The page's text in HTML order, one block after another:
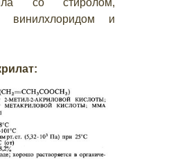
со стиролом,
винилхлоридом и